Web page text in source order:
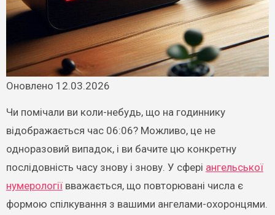
Оновлено 12.03.2026
Чи помічали ви коли-небудь, що на годиннику
відображається час 06:06? Можливо, це не
одноразовий випадок, і ви бачите цю конкретну
послідовність часу знову і знову. У сфері ангельської
нумерологіївважається, що повторювані числа є
формою спілкування з вашими ангелами-охоронцями.